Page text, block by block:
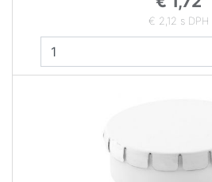
€ 2,12 s DPH